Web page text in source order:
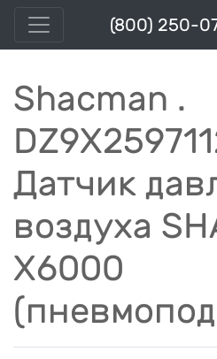
(800) 250-
Shacman .
Датчик
воздуха
X6000